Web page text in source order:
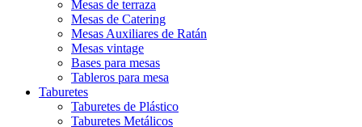
Mesas de terraza
Mesas de Catering
Mesas Auxiliares de Ratán
Mesas vintage
Bases para mesas
Tableros para mesa
Taburetes
Taburetes de Plástico
Taburetes Metálicos